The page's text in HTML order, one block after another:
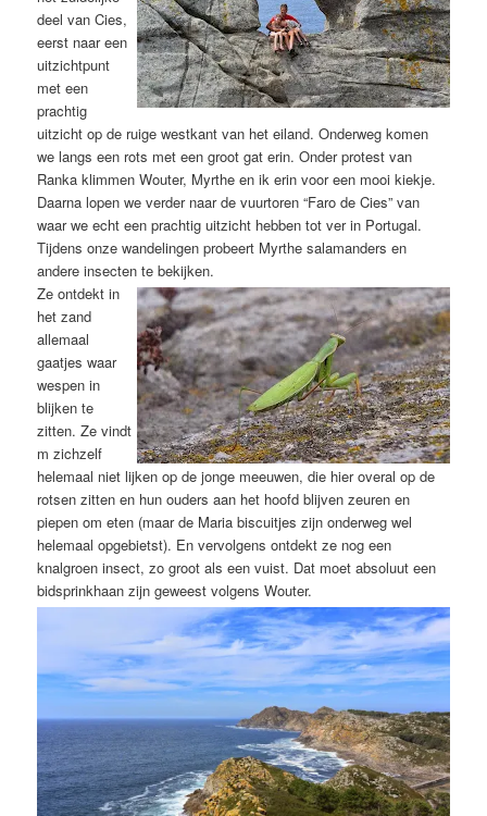
deel van Cies,
eerst naar een
uitzichtpunt
met een
prachtig
uitzicht op de ruige westkant van het eiland. Onderweg komen
we langs een rots met een groot gat erin. Onder protest van
Ranka klimmen Wouter, Myrthe en ik erin voor een mooi kiekje.
Daarna lopen we verder naar de vuurtoren “Faro de Cies” van
waar we echt een prachtig uitzicht hebben tot ver in Portugal.
Tijdens onze wandelingen probeert Myrthe salamanders en
andere insecten te bekijken.
Ze ontdekt in
het zand
allemaal
gaatjes waar
wespen in
blijken te
zitten. Ze vindt
m zichzelf
helemaal niet lijken op de jonge meeuwen, die hier overal op de
rotsen zitten en hun ouders aan het hoofd blijven zeuren en
piepen om eten (maar de Maria biscuitjes zijn onderweg wel
helemaal opgebietst). En vervolgens ontdekt ze nog een
knalgroen insect, zo groot als een vuist. Dat moet absoluut een
bidsprinkhaan zijn geweest volgens Wouter.